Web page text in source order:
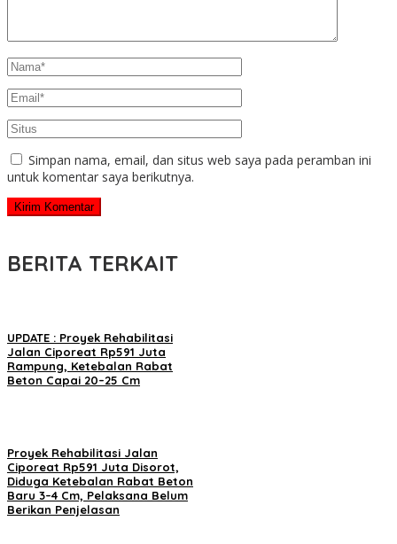
Simpan nama, email, dan situs web saya pada peramban ini
untuk komentar saya berikutnya.
BERITA TERKAIT
UPDATE : Proyek Rehabilitasi
Jalan Ciporeat Rp591 Juta
Rampung, Ketebalan Rabat
Beton Capai 20–25 Cm
Proyek Rehabilitasi Jalan
Ciporeat Rp591 Juta Disorot,
Diduga Ketebalan Rabat Beton
Baru 3–4 Cm, Pelaksana Belum
Berikan Penjelasan